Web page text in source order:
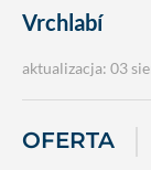
Vrchlabí
aktualizacja: 03
OFERTA